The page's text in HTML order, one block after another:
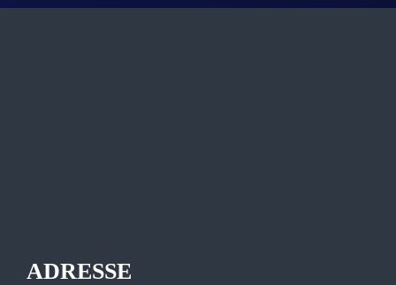
ADRESSE